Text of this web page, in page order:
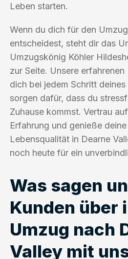
Leben starten.
Wenn du dich für den
entscheidest, steht dir das
Umzugskönig Köhler
zur Seite. Unsere
dich bei jedem Schritt
sorgen dafür, dass du
Zuhause kommst. Vertrau
Erfahrung und genieße
Lebensqualität in Dearne
noch heute für ein
Was sagen
Kunden über
Umzug nach
Valley mit